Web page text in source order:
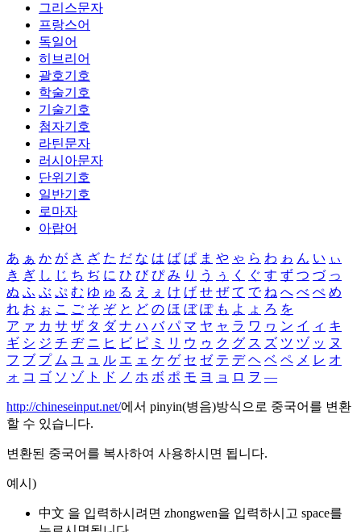
그리스문자
프랑스어
독일어
히브리어
괄호기호
학술기호
기술기호
첨자기호
라틴문자
러시아문자
단위기호
일반기호
로마자
아랍어
あ ぁ か が さ ざ た だ な は ば ぱ ま や ゃ ら わ ゎ ん い ぃ
き ぎ し じ ち ぢ に ひ び ぴ み り う ぅ く ぐ す ず つ づ っ
ぬ ふ ぶ ぷ む ゆ ゅ る え ぇ け げ せ ぜ て で ね へ べ ぺ め
れ お ぉ こ ご そ ぞ と ど の ほ ぼ ぽ も よ ょ ろ を
ア ァ カ サ ザ タ ダ ナ ハ バ パ マ ヤ ャ ラ ワ ヮ ン イ ィ キ
ギ シ ジ チ ヂ ニ ヒ ビ ピ ミ リ ウ ゥ ク グ ス ズ ツ ヅ ッ ヌ
フ ブ プ ム ユ ュ ル エ ェ ケ ゲ セ ゼ テ デ ヘ ベ ペ メ レ オ
ォ コ ゴ ソ ゾ ト ド ノ ホ ボ ポ モ ヨ ョ ロ ヲ ―
http://chineseinput.net/에서 pinyin(병음)방식으로 중국어를 변환
할 수 있습니다.
변환된 중국어를 복사하여 사용하시면 됩니다.
예시)
中文 을 입력하시려면 zhongwen을 입력하시고 space를